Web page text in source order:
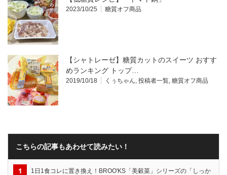
2023/10/25 糖質オフ商品
【シャトレーゼ】糖質カットのスイーツ おすす
めランキング トップ…
2019/10/18 くぅちゃん, 投稿者一覧, 糖質オフ商品
こちらの記事もあわせて読みたい！
1日1食コレに置き換え！BROO'KS「美穀菜」シリーズの「しっか